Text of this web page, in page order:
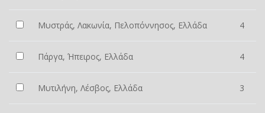
Μυστράς, Λακωνία, Πελοπόννησος, Ελλάδα 4
Πάργα, Ήπειρος, Ελλάδα 4
Μυτιλήνη, Λέσβος, Ελλάδα 3